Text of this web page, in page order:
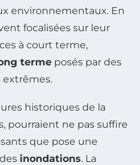
environnementaux. En
focalisées sur leur
à court terme,
terme posés par des
historiques de la
pourraient ne pas suffire
que pose une
inondations. La